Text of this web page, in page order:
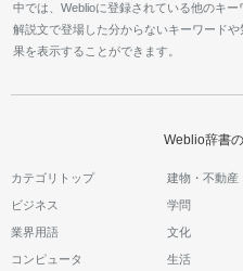
中では、Weblioに登録されている他のキ
解説文で登場した分からないキーワード
果を表示することができます。
Weblio辞書
カテゴリトップ 建物・不動産
ビジネス 学問
業界用語 文化
コンピュータ 生活